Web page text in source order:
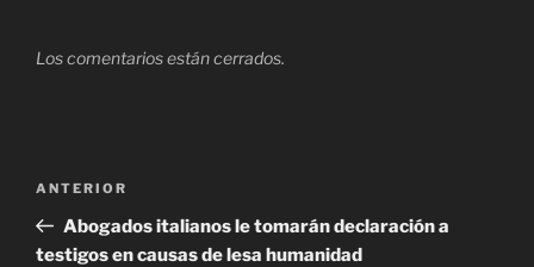
Los comentarios están cerrados.
entradas
Entrada
anterior
ANTERIOR
Abogados italianos le tomarán declaración a
testigos en causas de lesa humanidad